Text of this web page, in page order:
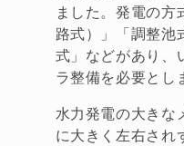
ました。発電の方
路式）」「調整池
式」などがあり、
ラ整備を必要とし
水力発電の大きな
に大きく左右され